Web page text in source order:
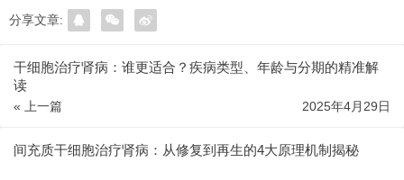
分享文章:
干细胞治疗肾病：谁更适合？疾病类型、年龄与分期的精准解
读
« 上一篇 2025年4月29日
间充质干细胞治疗肾病：从修复到再生的4大原理机制揭秘